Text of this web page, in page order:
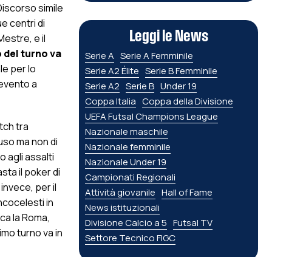
simile
centri di
e il
turno va
per lo
a
tra
ma non di
agli assalti
il poker di
per il
in
la Roma,
turno va in
Leggi le News
Serie A Serie A Femminile
Serie A2 Élite Serie B Femminile
Serie A2 Serie B Under 19
Coppa Italia Coppa della Divisione
UEFA Futsal Champions League
Nazionale maschile
Nazionale femminile
Nazionale Under 19
Campionati Regionali
Attività giovanile Hall of Fame
News istituzionali
Divisione Calcio a 5 Futsal TV
Settore Tecnico FIGC